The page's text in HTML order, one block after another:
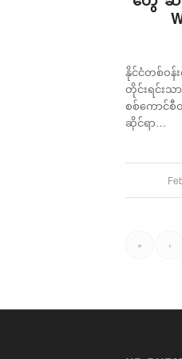
နိုင်ငံတစ်ဝန်
တိုင်းရင်းသ
စစ်ကောင်
ဆိုင်ရာ…
« ‹